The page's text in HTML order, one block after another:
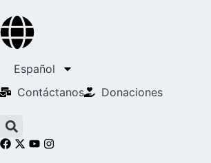
Español
Contáctanos
Donaciones